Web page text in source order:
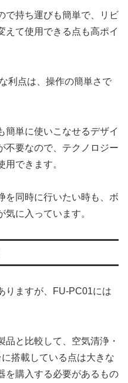
で持ち運びも簡単で、リビ
えて使用できる点も高ポイ
利点は、操作の簡単さで
簡単に使いこなせるデザイ
不要なので、テクノロジー
できます。
を同時に行いたい時も、ボ
に入っています。
りますが、FU-PC01には
と比較して、空気清浄・
搭載している点は大きな
を購入する必要があるもの